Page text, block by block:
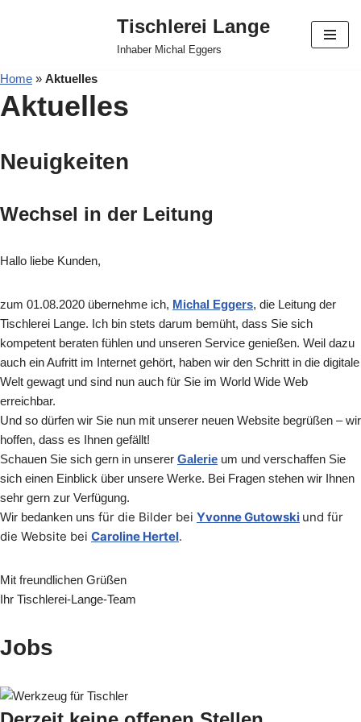
springen
Tischlerei Lange
Inhaber Michal Eggers
Home » Aktuelles
Aktuelles
Neuigkeiten
Wechsel in der Leitung
Hallo liebe Kunden,
zum 01.08.2020 übernehme ich, Michal Eggers, die Leitung der
Tischlerei Lange. Ich bin stets darum bemüht, dass Sie sich
kompetent beraten fühlen und unseren Service genießen. Weil dazu
auch ein Aufritt im Internet gehört, haben wir den Schritt in die digitale
Welt gewagt und sind nun auch für Sie im World Wide Web
erreichbar.
Und so dürfen wir Sie nun mit unserer neuen Website begrüßen – wir
hoffen, dass es Ihnen gefällt!
Schauen Sie sich gern in unserer Galerie um und verschaffen Sie
sich einen Einblick über unsere Werke. Bei Fragen stehen wir Ihnen
sehr gern zur Verfügung.
Wir bedanken uns für die Bilder bei Yvonne Gutowski und für
die Website bei Caroline Hertel.
Mit freundlichen Grüßen
Ihr Tischlerei-Lange-Team
Jobs